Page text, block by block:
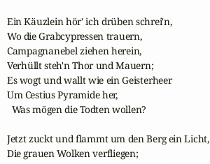
Ein Käuzlein hör' ich drüben schrei'n,
Wo die Grabcypressen trauern,
Campagnanebel ziehen herein,
Verhüllt steh'n Thor und Mauern;
Es wogt und wallt wie ein Geisterheer
Um Cestius Pyramide her,
  Was mögen die Todten wollen?
Jetzt zuckt und flammt um den Berg ein Licht,
Die grauen Wolken verfliegen;